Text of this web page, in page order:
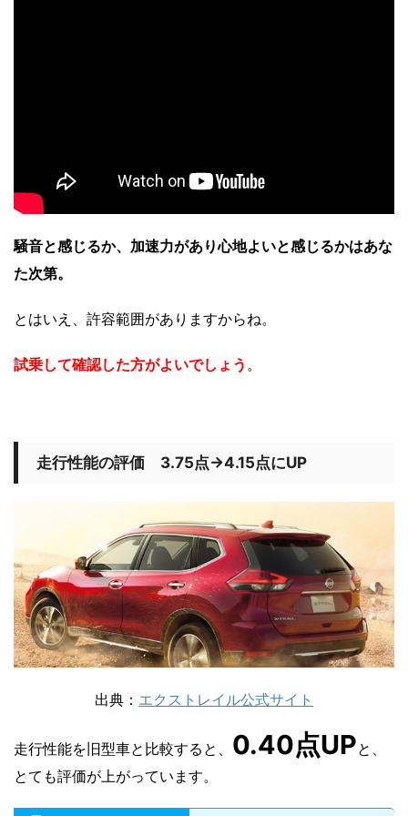
騒音と感じるか、加速力があり心地よいと感じるかはあな
た次第。
とはいえ、許容範囲がありますからね。
試乗して確認した方がよいでしょう 。
走行性能の評価 3.75点→4.15点にUP
出典： エクストレイル公式サイト
走行性能を旧型車と比較すると、 0.40点UPと、
とても評価が上がっています。